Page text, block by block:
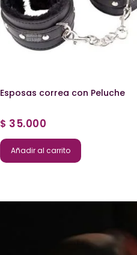
Esposas correa con Peluche
$ 35.000
Añadir al carrito